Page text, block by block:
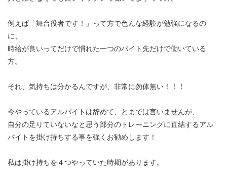
例えば「舞台役者です！」って方で色んな経験が勉強になるの
に、
時給が良いってだけで慣れた一つのバイト先だけで働いている
方。
それ、気持ちは分かるんですが、非常に勿体無い！！！
今やっているアルバイトは辞めて、とまでは言いませんが、
自分の足りていないなと思う部分のトレーニングに直結するアル
バイトを掛け持ちする事を強くお勧めします！
私は掛け持ちを４つやっていた時期があります。